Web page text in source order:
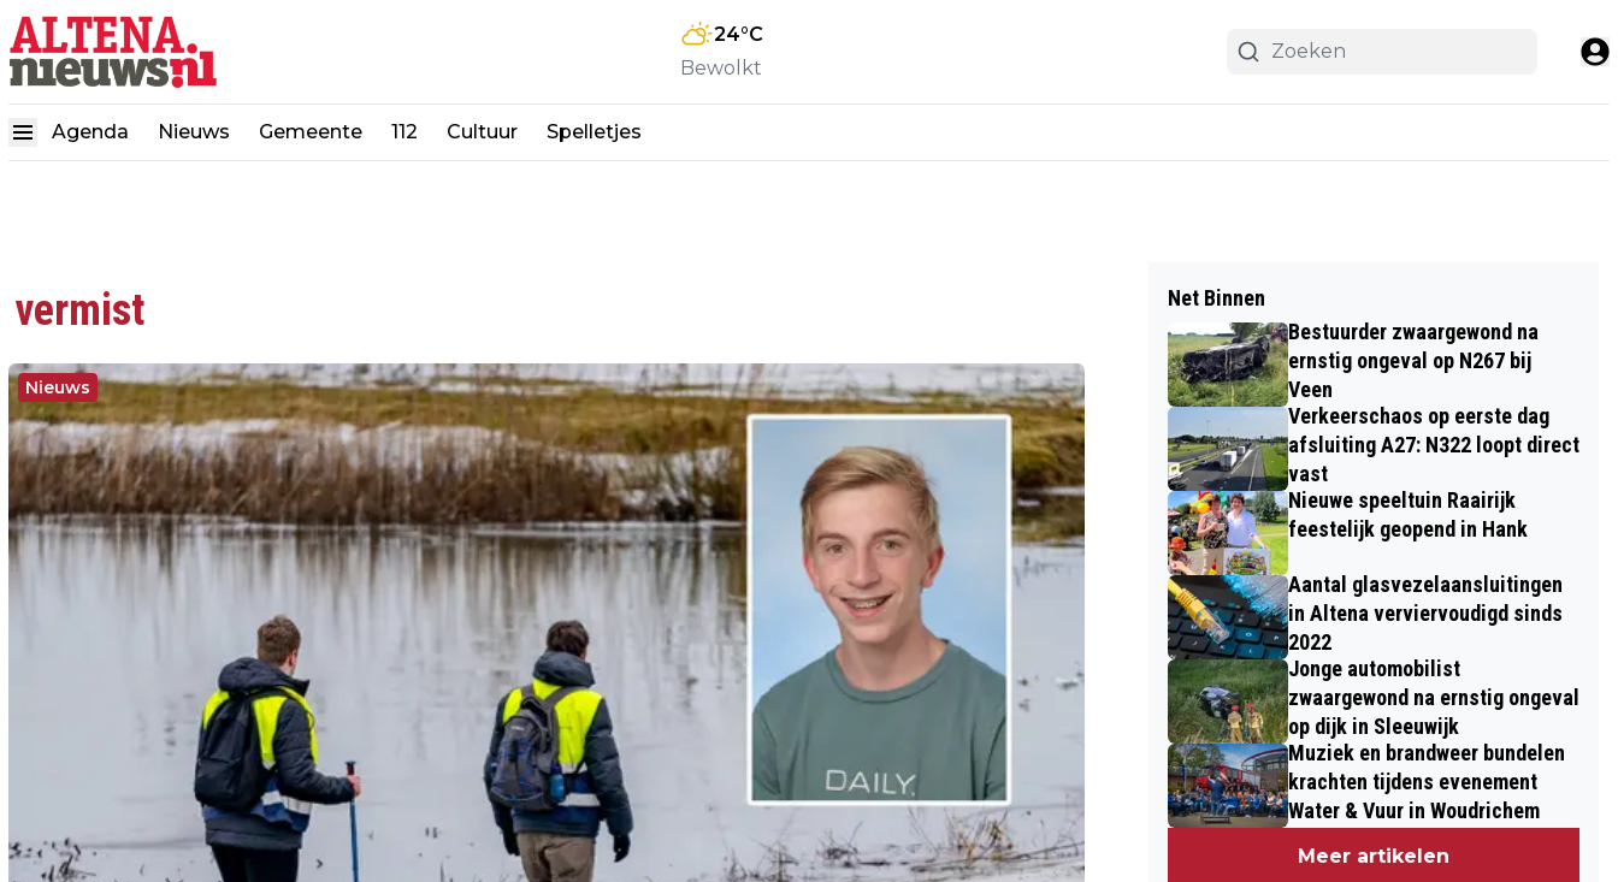
24°C
Bewolkt
Agenda Nieuws Gemeente 112 Cultuur Spelletjes
vermist
Nieuws
Net Binnen
Bestuurder zwaargewond na
ernstig ongeval op N267 bij
Veen
Verkeerschaos op eerste dag
afsluiting A27: N322 loopt direct
vast
Nieuwe speeltuin Raairijk
feestelijk geopend in Hank
Aantal glasvezelaansluitingen
in Altena verviervoudigd sinds
2022
Jonge automobilist
zwaargewond na ernstig ongeval
op dijk in Sleeuwijk
Muziek en brandweer bundelen
krachten tijdens evenement
Water & Vuur in Woudrichem
Meer artikelen